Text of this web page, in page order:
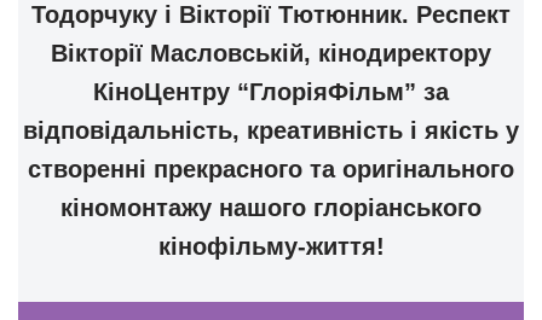
Тодорчуку і Вікторії Тютюнник. Респект
Вікторії Масловській, кінодиректору
КіноЦентру “ГлоріяФільм” за
відповідальність, креативність і якість у
створенні прекрасного та оригінального
кіномонтажу нашого глоріанського
кінофільму-життя!